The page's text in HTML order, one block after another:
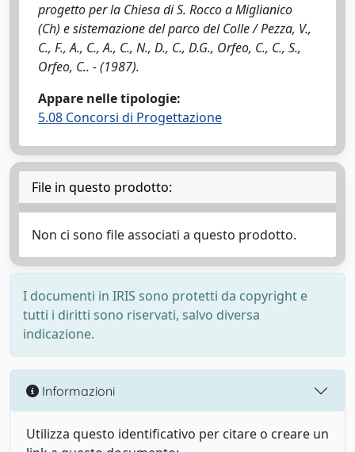
progetto per la Chiesa di S. Rocco a Miglianico
(Ch) e sistemazione del parco del Colle / Pezza, V.,
C., F., A., C., A., C., N., D., C., D.G., Orfeo, C., C., S.,
Orfeo, C.. - (1987).
Appare nelle tipologie:
5.08 Concorsi di Progettazione
File in questo prodotto:
Non ci sono file associati a questo prodotto.
I documenti in IRIS sono protetti da copyright e
tutti i diritti sono riservati, salvo diversa
indicazione.
Informazioni
Utilizza questo identificativo per citare o creare un